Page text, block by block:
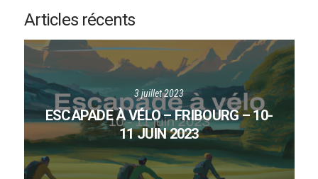
Articles récents
3 juillet 2023
ESCAPADE À VÉLO – FRIBOURG – 10-
11 JUIN 2023